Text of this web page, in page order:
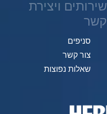
שירותים ויצירת
קשר
סניפים
צור קשר
שאלות נפוצות